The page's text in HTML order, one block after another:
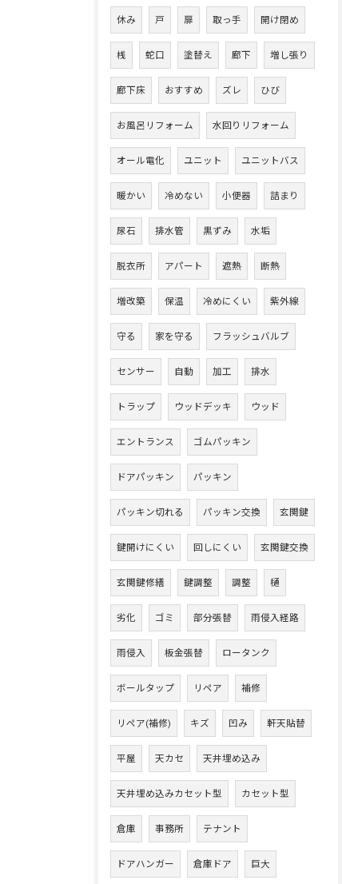
休み 戸 扉 取っ手 開け閉め
桟 蛇口 塗替え 廊下 増し張り
廊下床 おすすめ ズレ ひび
お風呂リフォーム 水回りリフォーム
オール電化 ユニット ユニットバス
暖かい 冷めない 小便器 詰まり
尿石 排水管 黒ずみ 水垢
脱衣所 アパート 遮熱 断熱
増改築 保温 冷めにくい 紫外線
守る 家を守る フラッシュバルブ
センサー 自動 加工 排水
トラップ ウッドデッキ ウッド
エントランス ゴムパッキン
ドアパッキン パッキン
パッキン切れる パッキン交換 玄関鍵
鍵開けにくい 回しにくい 玄関鍵交換
玄関鍵修繕 鍵調整 調整 樋
劣化 ゴミ 部分張替 雨侵入経路
雨侵入 板金張替 ロータンク
ボールタップ リペア 補修
リペア(補修) キズ 凹み 軒天貼替
平屋 天カセ 天井埋め込み
天井埋め込みカセット型 カセット型
倉庫 事務所 テナント
ドアハンガー 倉庫ドア 巨大